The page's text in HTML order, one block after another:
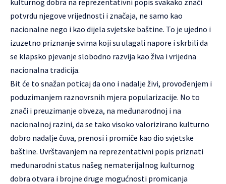
kulturnog dobra na reprezentativni popis svakako znači
potvrdu njegove vrijednosti i značaja, ne samo kao
nacionalne nego i kao dijela svjetske baštine. To je ujedno i
izuzetno priznanje svima koji su ulagali napore i skrbili da
se klapsko pjevanje slobodno razvija kao živa i vrijedna
nacionalna tradicija.
Bit će to snažan poticaj da ono i nadalje živi, provođenjem i
poduzimanjem raznovrsnih mjera popularizacije. No to
znači i preuzimanje obveza, na međunarodnoj i na
nacionalnoj razini, da se tako visoko valorizirano kulturno
dobro nadalje čuva, prenosi i promiče kao dio svjetske
baštine. Uvrštavanjem na reprezentativni popis priznati
međunarodni status našeg nematerijalnog kulturnog
dobra otvara i brojne druge mogućnosti promicanja